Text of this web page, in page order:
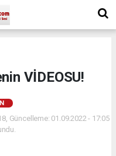
VİDEOSU!
Güncelleme: 01.09.2022 - 17:05